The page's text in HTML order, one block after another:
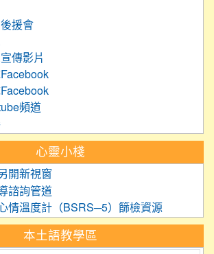
援會
傳影片
頻道
心靈小棧
諮詢管道
情溫度計（BSRS─5）篩檢資源
本土語教學區